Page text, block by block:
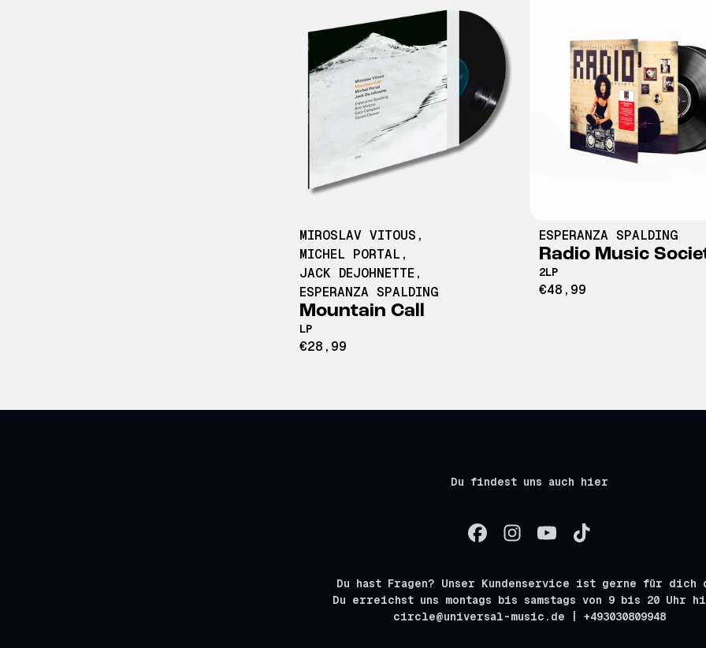
MIROSLAV VITOUS ,
MICHEL PORTAL ,
JACK DEJOHNETTE ,
ESPERANZA SPALDING
Mountain Call
LP
€28,99
ESPERANZA SPALDING
Radio Music
2LP
€48,99
Du findest uns auch hier
Du hast Fragen? Unser Kundenservice ist gerne für dich
Du erreichst uns montags bis samstags von 9 bis 20 Uhr
circle@universal-music.de | +493030809948